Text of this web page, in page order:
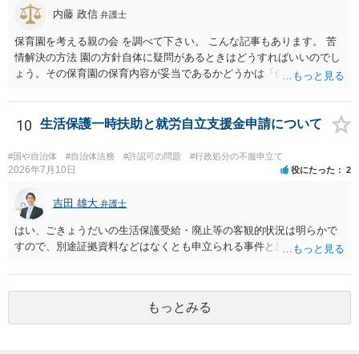
内藤 政信 弁護士
保育園を考える親の会 を調べて下さい。 こんな記事もあります。 苦
情解決の方法 園の方針自体に疑問があるときはどうすればいいのでし
ょう。その保育園の保育内容が妥当であるかどうかは「保育所保育指
だけで問題が解決できずにこじれた時には、苦情を文書にして保育園
に提出しましょう。園は保護者の苦情に耳を傾けなくてはならないと
三）。さらに苦情解決のための第三者委員を施設ごとにおくことも指
導されています。 保育園との相談や交渉で解決できない時には、区市
「福祉サービス運営適正化委員会」が設置されています。 認可保育所
はもちろんのこと、認可外の保育施設でも補助金を受けている施設
は、市や区、都道府県などの責任の範囲内にありますから、役所も相
談に応じなくてはなりません。
10 生活保護一時扶助と就労自立支援金申請について
#国や自治体 #自治体法務 #許認可の問題 #行政処分の不服申立て
2026年7月10日 役にたった 2
吉田 雄大 弁護士
はい、ごきょうだいの生活保護受給・廃止等の客観的状況は明らかで
すので、別途証拠資料などはなくとも申立られる事件と思います。
もっとみる